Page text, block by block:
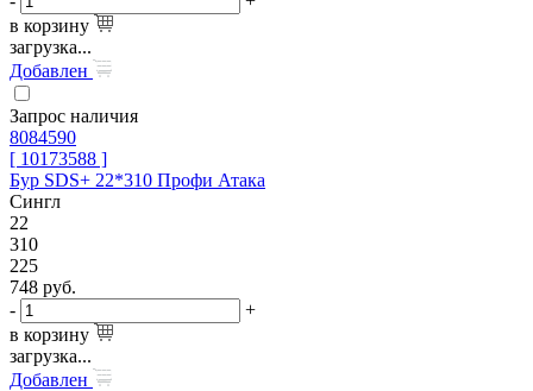
в корзину
загрузка...
Добавлен
Запрос наличия
8084590
[ 10173588 ]
Бур SDS+ 22*310 Профи Атака
Сингл
22
310
225
748 руб.
-
+
в корзину
загрузка...
Добавлен